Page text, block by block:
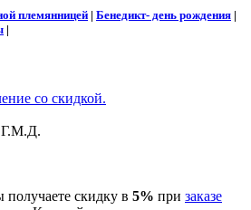
племянницей | Бенедикт- день рождения |
|
со скидкой.
Г.М.Д.
скидку в 5% при заказе